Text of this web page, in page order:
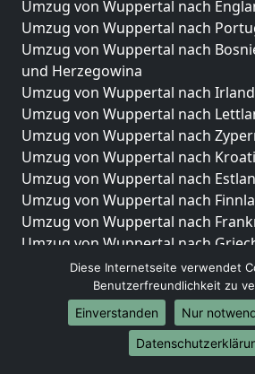
Umzug von Wuppertal nach
Umzug von Wuppertal nach
Umzug von Wuppertal nach
und Herzegowina
Umzug von Wuppertal nach Irland
Umzug von Wuppertal nach
Umzug von Wuppertal nach
Umzug von Wuppertal nach
Umzug von Wuppertal nach
Umzug von Wuppertal nach
Umzug von Wuppertal nach
Umzug von Wuppertal nach
Umzug von Wuppertal nach
Umzug von Wuppertal nach
Umzug von Wuppertal nach
Umzug von Wuppertal nach
Umzug von Wuppertal nach
Diese Internetseite verwendet
Benutzerfreundlichkeit zu
Einverstanden
Nur